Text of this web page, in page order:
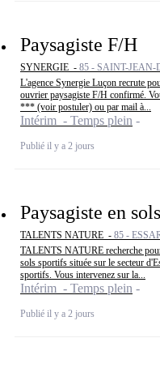
Paysagiste F/H
SYNERGIE - 85 - SAINT-JEAN-
L'agence Synergie Luçon recrute
ouvrier paysagiste F/H confirmé.
*** (voir postuler) ou par mail à...
Intérim - Temps plein
Publié il y a 2 jours
Paysagiste en
TALENTS NATURE - 85 -
TALENTS NATURE recherche
sols sportifs située sur le secteur
sportifs. Vous intervenez sur la...
Intérim - Temps plein
Publié il y a 2 jours